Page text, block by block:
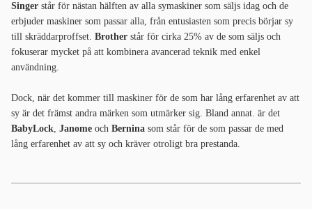
Singer står för nästan hälften av alla symaskiner som säljs idag och de
erbjuder maskiner som passar alla, från entusiasten som precis börjar sy
till skräddarproffset. Brother står för cirka 25% av de som säljs och
fokuserar mycket på att kombinera avancerad teknik med enkel
användning.
Dock, när det kommer till maskiner för de som har lång erfarenhet av att
sy är det främst andra märken som utmärker sig. Bland annat. är det
BabyLock, Janome och Bernina som står för de som passar de med
lång erfarenhet av att sy och kräver otroligt bra prestanda.